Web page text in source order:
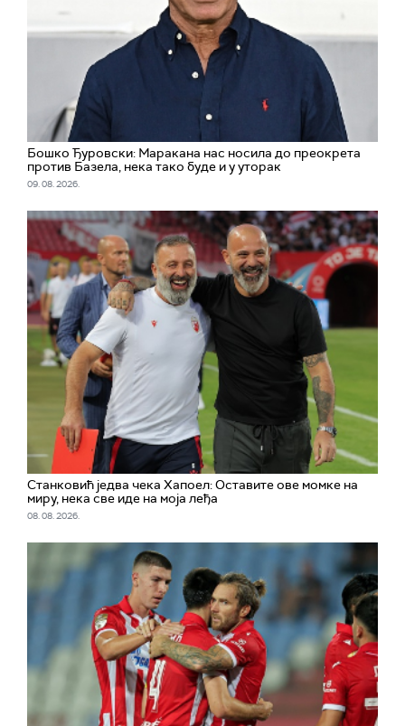
Бошко Ђуровски: Маракана нас носила до преокрета
против Базела, нека тако буде и у уторак
09. 08. 2026.
Станковић једва чека Хапоел: Оставите ове момке на
миру, нека све иде на моја леђа
08. 08. 2026.